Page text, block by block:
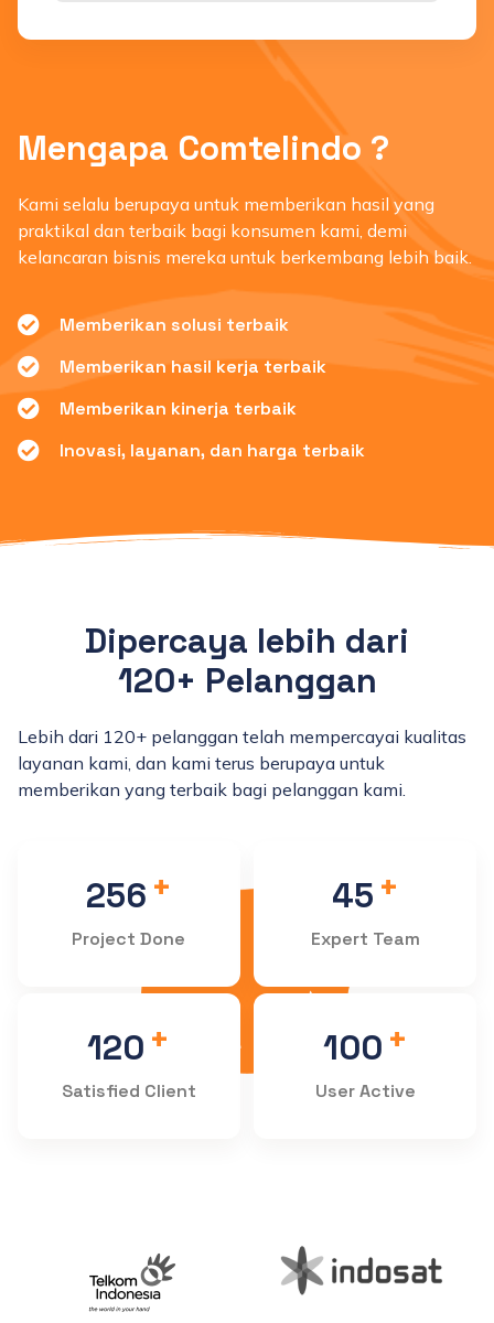
Mengapa Comtelindo ?
Kami selalu berupaya untuk memberikan hasil yang
praktikal dan terbaik bagi konsumen kami, demi
kelancaran bisnis mereka untuk berkembang lebih baik.
Memberikan solusi terbaik
Memberikan hasil kerja terbaik
Memberikan kinerja terbaik
Inovasi, layanan, dan harga terbaik
Dipercaya lebih dari
120+ Pelanggan
Lebih dari 120+ pelanggan telah mempercayai kualitas
layanan kami, dan kami terus berupaya untuk
memberikan yang terbaik bagi pelanggan kami.
256 +
Project Done
45 +
Expert Team
120 +
Satisfied Client
100 +
User Active